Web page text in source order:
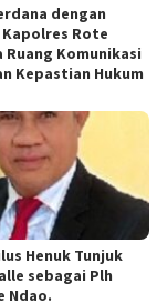
dengan
Rote
Ruang Komunikasi
Kepastian Hukum
Henuk Tunjuk
sebagai Plh
Ndao.